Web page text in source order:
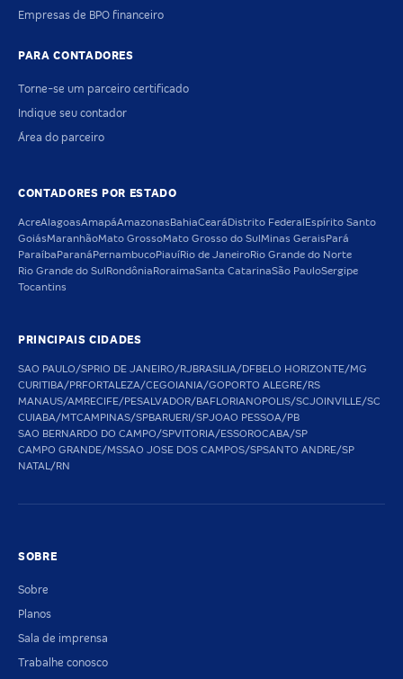
Empresas de BPO financeiro
PARA CONTADORES
Torne-se um parceiro certificado
Indique seu contador
Área do parceiro
CONTADORES POR ESTADO
AcreAlagoasAmapáAmazonas BahiaCeará Distrito Federal Espírito Santo
GoiásMaranhãoMato GrossoMato Grosso do Sul Minas Gerais Pará
Paraíba Paraná PernambucoPiauíRio de JaneiroRio Grande do Norte
Rio Grande do Sul Rondônia RoraimaSanta CatarinaSão PauloSergipe
Tocantins
PRINCIPAIS CIDADES
SAO PAULO/SPRIO DE JANEIRO/RJBRASILIA/DFBELO HORIZONTE/MG
CURITIBA/PRFORTALEZA/CEGOIANIA/GOPORTO ALEGRE/RS
MANAUS/AMRECIFE/PESALVADOR/BAFLORIANOPOLIS/SCJOINVILLE/SC
CUIABA/MTCAMPINAS/SPBARUERI/SPJOAO PESSOA/PB
SAO BERNARDO DO CAMPO/SPVITORIA/ESSOROCABA/SP
CAMPO GRANDE/MSSAO JOSE DOS CAMPOS/SPSANTO ANDRE/SP
NATAL/RN
SOBRE
Sobre
Planos
Sala de imprensa
Trabalhe conosco